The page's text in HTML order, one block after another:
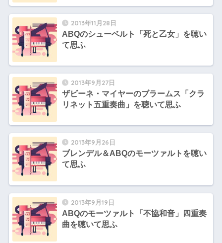
2013年11月28日
ABQのシューベルト「死と乙女」を聴い
て思ふ
2013年9月27日
ザビーネ・マイヤーのブラームス「クラ
リネット五重奏曲」を聴いて思ふ
2013年9月26日
ブレンデル＆ABQのモーツァルトを聴い
て思ふ
2013年9月19日
ABQのモーツァルト「不協和音」四重奏
曲を聴いて思ふ